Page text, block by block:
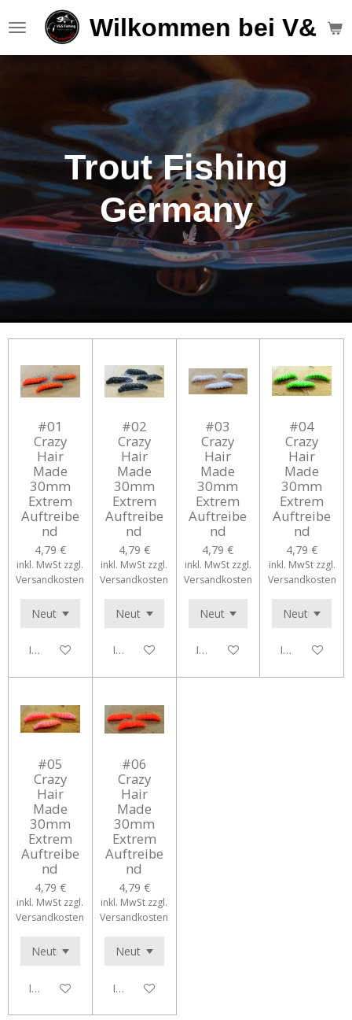
Hauptinhalt
Wilkommen bei V&S
Trout Fishing
Germany
#01
Crazy
Hair
Made
30mm
Extrem
Auftreibe
nd
4,79 €
inkl. MwSt zzgl.
Versandkosten
In den Warenkorb
#02
Crazy
Hair
Made
30mm
Extrem
Auftreibe
nd
4,79 €
inkl. MwSt zzgl.
Versandkosten
In den Warenkorb
#03
Crazy
Hair
Made
30mm
Extrem
Auftreibe
nd
4,79 €
inkl. MwSt zzgl.
Versandkosten
In den Warenkorb
#04
Crazy
Hair
Made
30mm
Extrem
Auftreibe
nd
4,79 €
inkl. MwSt zzgl.
Versandkosten
In den
#05
Crazy
Hair
Made
30mm
Extrem
Auftreibe
nd
4,79 €
inkl. MwSt zzgl.
Versandkosten
In den Warenkorb
#06
Crazy
Hair
Made
30mm
Extrem
Auftreibe
nd
4,79 €
inkl. MwSt zzgl.
Versandkosten
In den Warenkorb